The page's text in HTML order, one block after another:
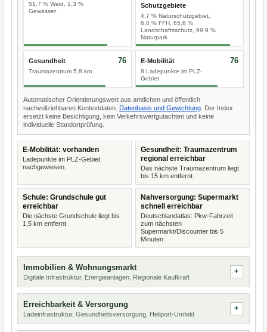
51,7 % Wald, 1,3 %
Gewässer
Schutzgebiete
4,7 % Naturschutzgebiet,
6,0 % FFH, 65,6 %
Landschaftsschutz, 99,9 %
Naturpark
Gesundheit
Traumazentrum 5,8 km
76 E-Mobilität
8 Ladepunkte im PLZ-
Gebiet
76
Automatischer Orientierungswert aus amtlichen und öffentlich
nachvollziehbaren Kontextdaten. Datenbasis und Gewichtung . Der Index
ersetzt keine Besichtigung, kein Verkehrswertgutachten und keine
individuelle Standortprüfung.
E-Mobilität: vorhanden
Ladepunkte im PLZ-Gebiet
nachgewiesen.
Gesundheit: Traumazentrum
regional erreichbar
Das nächste Traumazentrum liegt
bis 15 km entfernt.
Schule: Grundschule gut
erreichbar
Die nächste Grundschule liegt bis
1,5 km entfernt.
Nahversorgung: Supermarkt
schnell erreichbar
Deutschlandatlas: Pkw-Fahrzeit
zum nächsten
Supermarkt/Discounter bis 5
Minuten.
Immobilien & Wohnungsmarkt
Digitale Infrastruktur, Energieanlagen, Regionale Kaufkraft
Erreichbarkeit & Versorgung
Ladeinfrastruktur, Gesundheitsversorgung, Heliport-Umfeld